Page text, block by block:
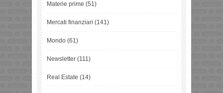
Materie prime (51)
Mercati finanziari (141)
Mondo (61)
Newsletter (111)
Real Estate (14)